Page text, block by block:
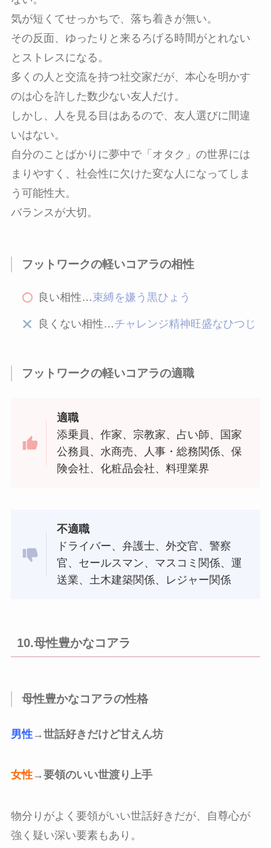
気が短くてせっかちで、落ち着きが無い。
その反面、ゆったりと来るろげる時間がとれない
とストレスになる。
多くの人と交流を持つ社交家だが、本心を明かす
のは心を許した数少ない友人だけ。
しかし、人を見る目はあるので、友人選びに間違
いはない。
自分のことばかりに夢中で「オタク」の世界には
まりやすく、社会性に欠けた変な人になってしま
う可能性大。
バランスが大切。
フットワークの軽いコアラの相性
良い相性…束縛を嫌う黒ひょう
良くない相性…チャレンジ精神旺盛なひつじ
フットワークの軽いコアラの適職
適職
添乗員、作家、宗教家、占い師、国家
公務員、水商売、人事・総務関係、保
険会社、化粧品会社、料理業界
不適職
ドライバー、弁護士、外交官、警察
官、セールスマン、マスコミ関係、運
送業、土木建築関係、レジャー関係
10.母性豊かなコアラ
母性豊かなコアラの性格
男性→世話好きだけど甘えん坊
女性→要領のいい世渡り上手
物分りがよく要領がいい世話好きだが、自尊心が
強く疑い深い要素もあり。